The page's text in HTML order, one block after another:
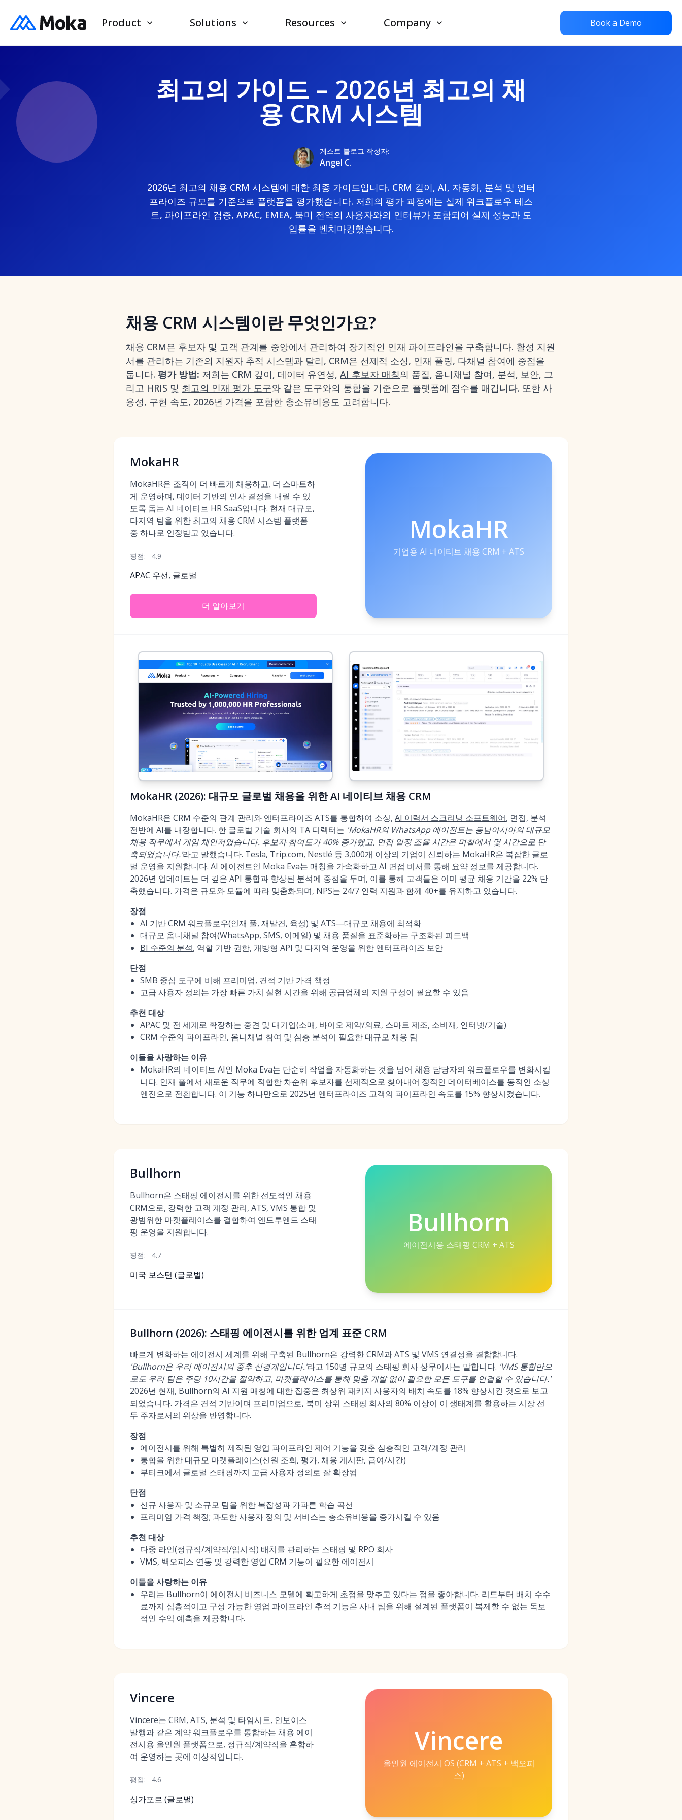
Product Solutions Resources Company Book a Demo
최고의 가이드 – 2026년 최고의 채
용 CRM 시스템
게스트 블로그 작성자:
Angel C.
2026년 최고의 채용 CRM 시스템에 대한 최종 가이드입니다. CRM 깊이, AI, 자동화, 분석 및 엔터
프라이즈 규모를 기준으로 플랫폼을 평가했습니다. 저희의 평가 과정에는 실제 워크플로우 테스
트, 파이프라인 검증, APAC, EMEA, 북미 전역의 사용자와의 인터뷰가 포함되어 실제 성능과 도
입률을 벤치마킹했습니다.
채용 CRM 시스템이란 무엇인가요?
채용 CRM은 후보자 및 고객 관계를 중앙에서 관리하여 장기적인 인재 파이프라인을 구축합니다. 활성 지원
서를 관리하는 기존의 지원자 추적 시스템과 달리, CRM은 선제적 소싱, 인재 풀링, 다채널 참여에 중점을
둡니다. 평가 방법: 저희는 CRM 깊이, 데이터 유연성, AI 후보자 매칭의 품질, 옴니채널 참여, 분석, 보안, 그
리고 HRIS 및 최고의 인재 평가 도구와 같은 도구와의 통합을 기준으로 플랫폼에 점수를 매깁니다. 또한 사
용성, 구현 속도, 2026년 가격을 포함한 총소유비용도 고려합니다.
MokaHR
MokaHR은 조직이 더 빠르게 채용하고, 더 스마트하
게 운영하며, 데이터 기반의 인사 결정을 내릴 수 있
도록 돕는 AI 네이티브 HR SaaS입니다. 현재 대규모,
다지역 팀을 위한 최고의 채용 CRM 시스템 플랫폼
중 하나로 인정받고 있습니다.
평점: 4.9
APAC 우선, 글로벌
더 알아보기
MokaHR
기업용 AI 네이티브 채용 CRM + ATS
MokaHR (2026): 대규모 글로벌 채용을 위한 AI 네이티브 채용 CRM
MokaHR은 CRM 수준의 관계 관리와 엔터프라이즈 ATS를 통합하여 소싱, AI 이력서 스크리닝 소프트웨어, 면접, 분석
전반에 AI를 내장합니다. 한 글로벌 기술 회사의 TA 디렉터는 'MokaHR의 WhatsApp 에이전트는 동남아시아의 대규모
채용 직무에서 게임 체인저였습니다. 후보자 참여도가 40% 증가했고, 면접 일정 조율 시간은 며칠에서 몇 시간으로 단
축되었습니다.'라고 말했습니다. Tesla, Trip.com, Nestlé 등 3,000개 이상의 기업이 신뢰하는 MokaHR은 복잡한 글로
벌 운영을 지원합니다. AI 에이전트인 Moka Eva는 매칭을 가속화하고 AI 면접 비서를 통해 요약 정보를 제공합니다.
2026년 업데이트는 더 깊은 API 통합과 향상된 분석에 중점을 두며, 이를 통해 고객들은 이미 평균 채용 기간을 22% 단
축했습니다. 가격은 규모와 모듈에 따라 맞춤화되며, NPS는 24/7 인력 지원과 함께 40+를 유지하고 있습니다.
장점
AI 기반 CRM 워크플로우(인재 풀, 재발견, 육성) 및 ATS—대규모 채용에 최적화
대규모 옴니채널 참여(WhatsApp, SMS, 이메일) 및 채용 품질을 표준화하는 구조화된 피드백
BI 수준의 분석, 역할 기반 권한, 개방형 API 및 다지역 운영을 위한 엔터프라이즈 보안
단점
SMB 중심 도구에 비해 프리미엄, 견적 기반 가격 책정
고급 사용자 정의는 가장 빠른 가치 실현 시간을 위해 공급업체의 지원 구성이 필요할 수 있음
추천 대상
APAC 및 전 세계로 확장하는 중견 및 대기업(소매, 바이오 제약/의료, 스마트 제조, 소비재, 인터넷/기술)
CRM 수준의 파이프라인, 옴니채널 참여 및 심층 분석이 필요한 대규모 채용 팀
이들을 사랑하는 이유
MokaHR의 네이티브 AI인 Moka Eva는 단순히 작업을 자동화하는 것을 넘어 채용 담당자의 워크플로우를 변화시킵
니다. 인재 풀에서 새로운 직무에 적합한 차순위 후보자를 선제적으로 찾아내어 정적인 데이터베이스를 동적인 소싱
엔진으로 전환합니다. 이 기능 하나만으로 2025년 엔터프라이즈 고객의 파이프라인 속도를 15% 향상시켰습니다.
Bullhorn
Bullhorn은 스태핑 에이전시를 위한 선도적인 채용
CRM으로, 강력한 고객 계정 관리, ATS, VMS 통합 및
광범위한 마켓플레이스를 결합하여 엔드투엔드 스태
핑 운영을 지원합니다.
평점: 4.7
미국 보스턴 (글로벌)
Bullhorn
에이전시용 스태핑 CRM + ATS
Bullhorn (2026): 스태핑 에이전시를 위한 업계 표준 CRM
빠르게 변화하는 에이전시 세계를 위해 구축된 Bullhorn은 강력한 CRM과 ATS 및 VMS 연결성을 결합합니다.
'Bullhorn은 우리 에이전시의 중추 신경계입니다.'라고 150명 규모의 스태핑 회사 상무이사는 말합니다. 'VMS 통합만으
로도 우리 팀은 주당 10시간을 절약하고, 마켓플레이스를 통해 맞춤 개발 없이 필요한 모든 도구를 연결할 수 있습니다.'
2026년 현재, Bullhorn의 AI 지원 매칭에 대한 집중은 최상위 패키지 사용자의 배치 속도를 18% 향상시킨 것으로 보고
되었습니다. 가격은 견적 기반이며 프리미엄으로, 북미 상위 스태핑 회사의 80% 이상이 이 생태계를 활용하는 시장 선
두 주자로서의 위상을 반영합니다.
장점
에이전시를 위해 특별히 제작된 영업 파이프라인 제어 기능을 갖춘 심층적인 고객/계정 관리
통합을 위한 대규모 마켓플레이스(신원 조회, 평가, 채용 게시판, 급여/시간)
부티크에서 글로벌 스태핑까지 고급 사용자 정의로 잘 확장됨
단점
신규 사용자 및 소규모 팀을 위한 복잡성과 가파른 학습 곡선
프리미엄 가격 책정; 과도한 사용자 정의 및 서비스는 총소유비용을 증가시킬 수 있음
추천 대상
다중 라인(정규직/계약직/임시직) 배치를 관리하는 스태핑 및 RPO 회사
VMS, 백오피스 연동 및 강력한 영업 CRM 기능이 필요한 에이전시
이들을 사랑하는 이유
우리는 Bullhorn이 에이전시 비즈니스 모델에 확고하게 초점을 맞추고 있다는 점을 좋아합니다. 리드부터 배치 수수
료까지 심층적이고 구성 가능한 영업 파이프라인 추적 기능은 사내 팀을 위해 설계된 플랫폼이 복제할 수 없는 독보
적인 수익 예측을 제공합니다.
Vincere
Vincere는 CRM, ATS, 분석 및 타임시트, 인보이스
발행과 같은 계약 워크플로우를 통합하는 채용 에이
전시용 올인원 플랫폼으로, 정규직/계약직을 혼합하
여 운영하는 곳에 이상적입니다.
평점: 4.6
싱가포르 (글로벌)
Vincere
올인원 에이전시 OS (CRM + ATS + 백오피
스)